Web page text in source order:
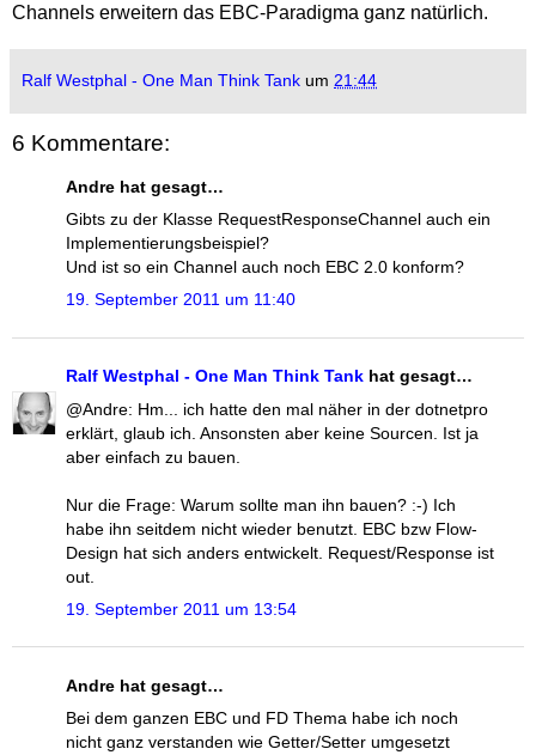
Channels erweitern das EBC-Paradigma ganz natürlich.
Ralf Westphal - One Man Think Tank um 21:44
6 Kommentare:
Andre hat gesagt…
Gibts zu der Klasse RequestResponseChannel auch ein
Implementierungsbeispiel?
Und ist so ein Channel auch noch EBC 2.0 konform?
19. September 2011 um 11:40
Ralf Westphal - One Man Think Tank hat gesagt…
@Andre: Hm... ich hatte den mal näher in der dotnetpro
erklärt, glaub ich. Ansonsten aber keine Sourcen. Ist ja
aber einfach zu bauen.
Nur die Frage: Warum sollte man ihn bauen? :-) Ich
habe ihn seitdem nicht wieder benutzt. EBC bzw Flow-
Design hat sich anders entwickelt. Request/Response ist
out.
19. September 2011 um 13:54
Andre hat gesagt…
Bei dem ganzen EBC und FD Thema habe ich noch
nicht ganz verstanden wie Getter/Setter umgesetzt